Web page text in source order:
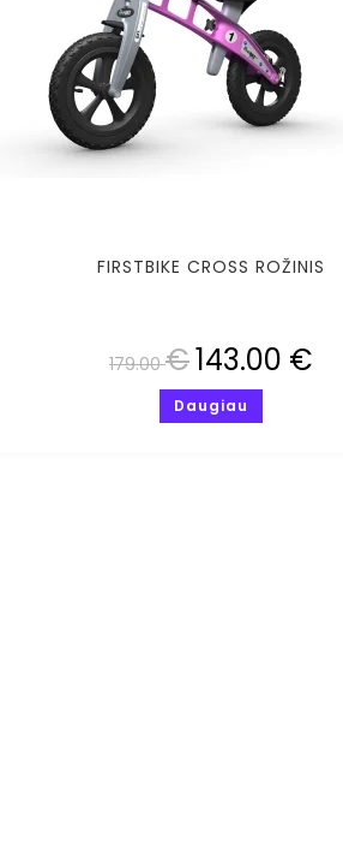
FIRSTBIKE CROSS ROŽINIS
179.00€143.00 €
Daugiau